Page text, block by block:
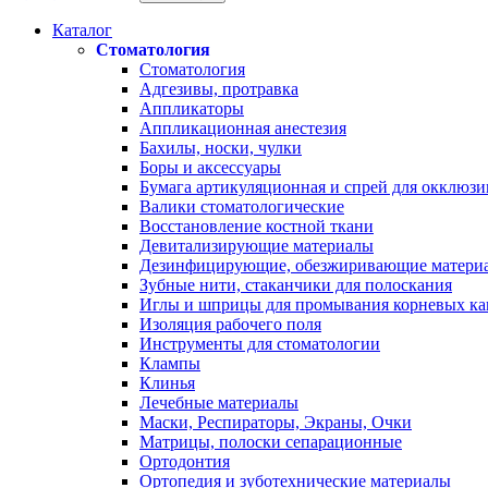
Каталог
Стоматология
Стоматология
Адгезивы, протравка
Аппликаторы
Аппликационная анестезия
Бахилы, носки, чулки
Боры и аксессуары
Бумага артикуляционная и спрей для
Валики стоматологические
Восстановление костной ткани
Девитализирующие материалы
Дезинфицирующие, обезжиривающие
Зубные нити, стаканчики для полоскания
Иглы и шприцы для промывания корневых
Изоляция рабочего поля
Инструменты для стоматологии
Клампы
Клинья
Лечебные материалы
Маски, Респираторы, Экраны, Очки
Матрицы, полоски сепарационные
Ортодонтия
Ортопедия и зуботехнические материалы